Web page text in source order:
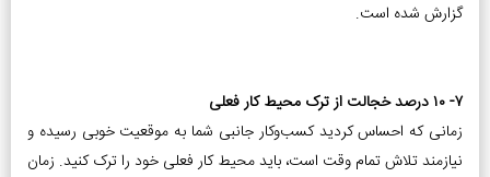
گزارش شده است.
۷- ۱۰ درصد خجالت از ترک محیط کار فعلی
زمانی که احساس کردید کسب‌و‌کار جانبی شما به موقعیت خوبی رسیده و
نیازمند تلاش تمام وقت است، باید محیط کار فعلی خود را ترک کنید. زمان